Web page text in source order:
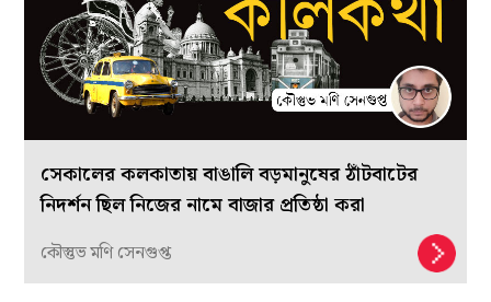
সেকালের কলকাতায় বাঙালি বড়মানুষের ঠাঁটবাটের
নিদর্শন ছিল নিজের নামে বাজার প্রতিষ্ঠা করা
কৌস্তুভ মণি সেনগুপ্ত